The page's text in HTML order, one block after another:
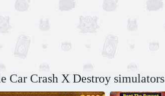
Car Crash X Destroy simulators